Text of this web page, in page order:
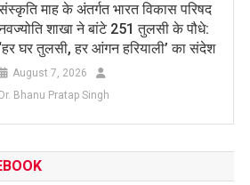
माह के अंतर्गत भारत विकास परिषद
शाखा ने बांटे 251 तुलसी के पौधे:
‘हर घर तुलसी, हर आंगन हरियाली’ का संदेश
August 7, 2026
Dr. Bhanu Pratap Singh